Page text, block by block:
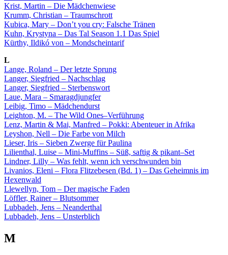
Krist, Martin – Die Mädchenwiese
Krumm, Christian – Traumschrott
Kubica, Mary – Don’t you cry: Falsche Tränen
Kuhn, Krystyna – Das Tal Season 1.1 Das Spiel
Kürthy, Ildikó von – Mondscheintarif
L
Lange, Roland – Der letzte Sprung
Langer, Siegfried – Nachschlag
Langer, Siegfried – Sterbenswort
Laue, Mara – Smaragdjungfer
Leibig, Timo – Mädchendurst
Leighton, M. – The Wild Ones–Verführung
Lenz, Martin & Mai, Manfred – Pokki: Abenteuer in Afrika
Leyshon, Nell – Die Farbe von Milch
Lieser, Iris – Sieben Zwerge für Paulina
Lilienthal, Luise – Mini-Muffins – Süß, saftig & pikant–Set
Lindner, Lilly – Was fehlt, wenn ich verschwunden bin
Livanios, Eleni – Flora Flitzebesen (Bd. 1) – Das Geheimnis im
Hexenwald
Llewellyn, Tom – Der magische Faden
Löffler, Rainer – Blutsommer
Lubbadeh, Jens – Neanderthal
Lubbadeh, Jens – Unsterblich
M